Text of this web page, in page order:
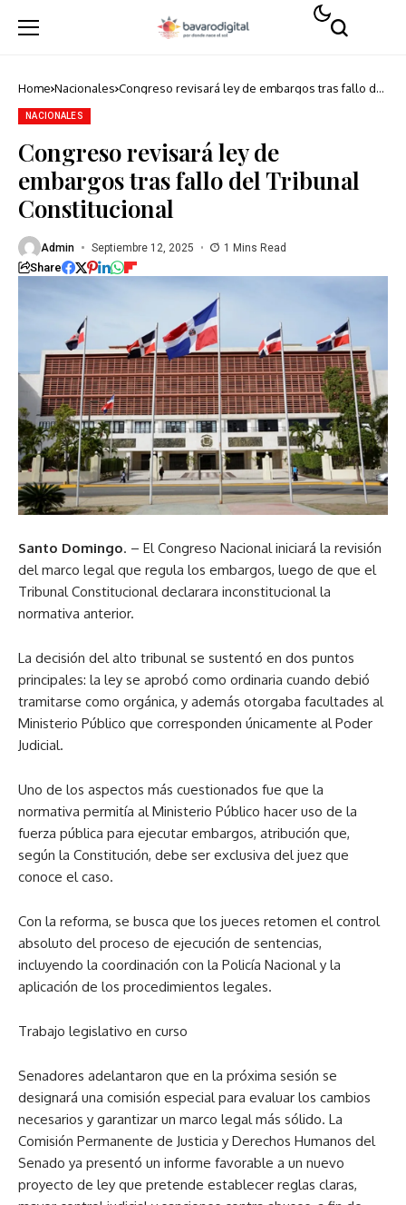
Home Nacionales Congreso revisará ley de embargos tras fallo del
NACIONALES
Congreso revisará ley de
embargos tras fallo del Tribunal
Constitucional
Admin Septiembre 12, 2025 1 Mins Read
Share
Santo Domingo. – El Congreso Nacional iniciará la revisión
del marco legal que regula los embargos, luego de que el
Tribunal Constitucional declarara inconstitucional la
normativa anterior.
La decisión del alto tribunal se sustentó en dos puntos
principales: la ley se aprobó como ordinaria cuando debió
tramitarse como orgánica, y además otorgaba facultades al
Ministerio Público que corresponden únicamente al Poder
Judicial.
Uno de los aspectos más cuestionados fue que la
normativa permitía al Ministerio Público hacer uso de la
fuerza pública para ejecutar embargos, atribución que,
según la Constitución, debe ser exclusiva del juez que
conoce el caso.
Con la reforma, se busca que los jueces retomen el control
absoluto del proceso de ejecución de sentencias,
incluyendo la coordinación con la Policía Nacional y la
aplicación de los procedimientos legales.
Trabajo legislativo en curso
Senadores adelantaron que en la próxima sesión se
designará una comisión especial para evaluar los cambios
necesarios y garantizar un marco legal más sólido. La
Comisión Permanente de Justicia y Derechos Humanos del
Senado ya presentó un informe favorable a un nuevo
proyecto de ley que pretende establecer reglas claras,